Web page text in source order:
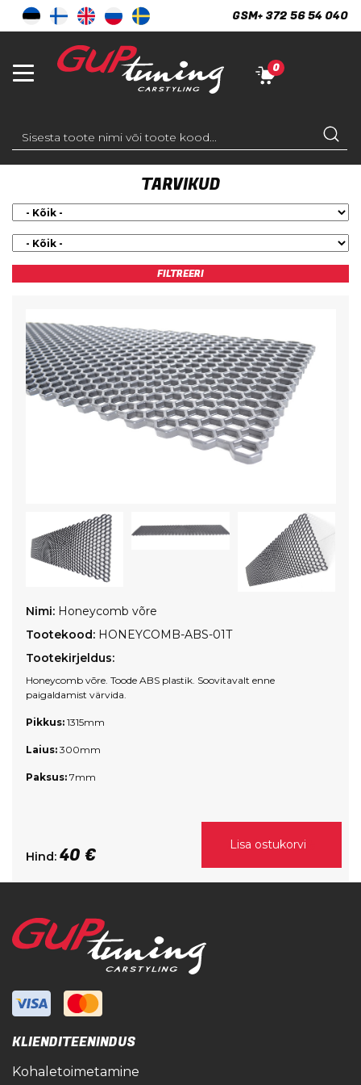
GSM+ 372 56 54 040
0
TARVIKUD
Manufacturer
Model
Nimi: Honeycomb võre
Tootekood: HONEYCOMB-ABS-01T
Tootekirjeldus:
Honeycomb võre. Toode ABS plastik. Soovitavalt enne
paigaldamist värvida.
Pikkus: 1315mm
Laius: 300mm
Paksus: 7mm
Hind: 40 € Lisa ostukorvi
KLIENDITEENINDUS
Kohaletoimetamine